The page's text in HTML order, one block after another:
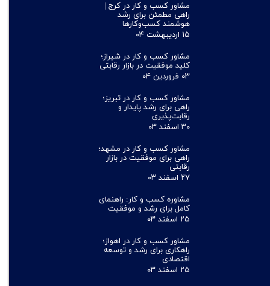
مشاور کسب و کار در کرج |
راهی مطمئن برای رشد
هوشمند کسب‌وکارها
۱۵ اردیبهشت ۰۴
مشاور کسب و کار در شیراز؛
کلید موفقیت در بازار رقابتی
۰۳ فروردین ۰۴
مشاور کسب و کار در تبریز؛
راهی برای رشد پایدار و
رقابت‌پذیری
۳۰ اسفند ۰۳
مشاور کسب و کار در مشهد؛
راهی برای موفقیت در بازار
رقابتی
۲۷ اسفند ۰۳
مشاوره کسب و کار: راهنمای
کامل برای رشد و موفقیت
۲۵ اسفند ۰۳
مشاور کسب و کار در اهواز؛
راهکاری برای رشد و توسعه
اقتصادی
۲۵ اسفند ۰۳